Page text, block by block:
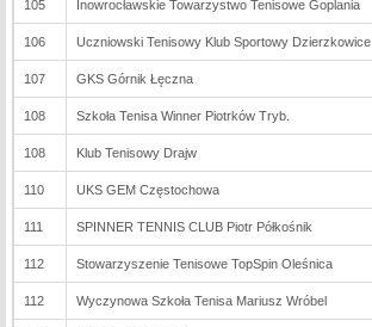
105 Inowrocławskie Towarzystwo Tenisowe Goplania
106 Uczniowski Tenisowy Klub Sportowy Dzierzkowice
107 GKS Górnik Łęczna
108 Szkoła Tenisa Winner Piotrków Tryb.
108 Klub Tenisowy Drajw
110 UKS GEM Częstochowa
111 SPINNER TENNIS CLUB Piotr Półkośnik
112 Stowarzyszenie Tenisowe TopSpin Oleśnica
112 Wyczynowa Szkoła Tenisa Mariusz Wróbel